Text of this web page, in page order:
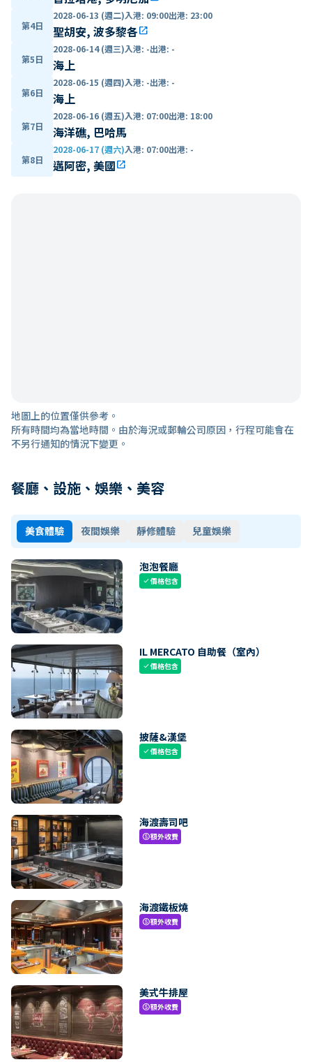
第4日
2028-06-13 (週二)入港: 09:00出港: 23:00
聖胡安, 波多黎各open_in_new
第5日
2028-06-14 (週三)入港: -出港: -
海上
第6日
2028-06-15 (週四)入港: -出港: -
海上
第7日
2028-06-16 (週五)入港: 07:00出港: 18:00
海洋礁, 巴哈馬
第8日
2028-06-17 (週六)入港: 07:00出港: -
邁阿密, 美國open_in_new
地圖上的位置僅供參考。
所有時間均為當地時間。由於海況或郵輪公司原因，行程可能會在
不另行通知的情況下變更。
餐廳、設施、娛樂、美容
美食體驗 夜間娛樂 靜修體驗 兒童娛樂
泡泡餐廳
check價格包含
IL MERCATO 自助餐（室內）
check價格包含
披薩&漢堡
check價格包含
海渡壽司吧
paid額外收費
海渡鐵板燒
paid額外收費
美式牛排屋
paid額外收費